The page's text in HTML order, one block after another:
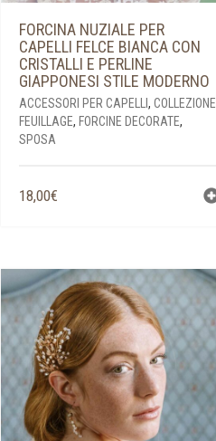
FORCINA NUZIALE PER
CAPELLI FELCE BIANCA CON
CRISTALLI E PERLINE
GIAPPONESI STILE MODERNO
ACCESSORI PER CAPELLI, COLLEZIONE
FEUILLAGE, FORCINE DECORATE,
SPOSA
18,00€